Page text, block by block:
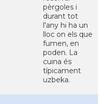
pèrgoles i
durant tot
l'any hi ha un
lloc on els que
fumen, en
poden. La
cuina és
típicament
uzbeka.